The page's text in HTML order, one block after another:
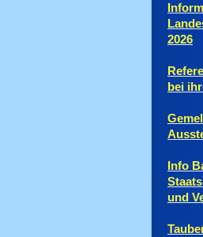
2026
bei
Info
und